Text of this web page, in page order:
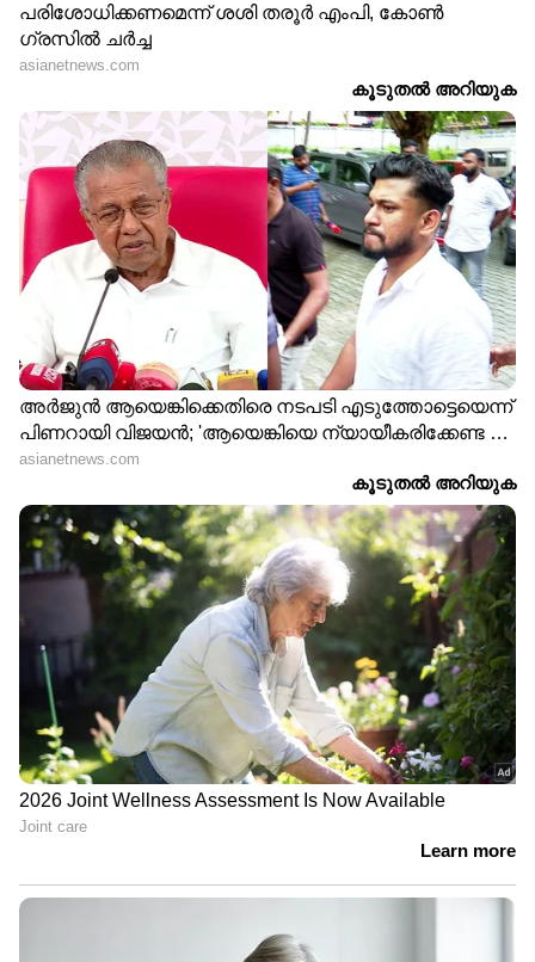
ആധാർ കാർഡിലെ
വിലാസം പരിശോധിച്ചു;
കുടുങ്ങിയത് തട്ടിപ്പ് സംഘം
മുഖ്യമന്ത്രിയുടെ ഒപ്പ്, ആശ
തലസ്ഥാനത്തെ ബീച്ചിൽ
കുടുംബമായെത്തിയ
വിനോദസഞ്ചാരികളെ
പ്ലാസ്റ്റിക് കസേര
ഉപയോഗിച്ച് ക്രൂരമായി
ആക്രമിച്ചു, കാസർഗോഡ്
സ്വദേശികൾക്ക് പരുക്ക്,
യുവാവ് പിടിയിൽ
'ക്രിക്കറ്റ് കളിയിൽ
തോറ്റാൽ ക്യാപ്റ്റന്
മാത്രമല്ല കുറ്റം';
വിമര്‍ശനങ്ങള്‍ക്കിടെ
പിണറായി വിജയനെ
പ്രതിരോധിച്ച് ഒരുവിഭാഗം
നേതാക്കൾ
LATEST VIDEOS
ഇന്ത്യൻ ബാങ്കിനെ തട്ടിച്ച് DSA;
കൊച്ചിയിൽ 29 കോടി തട്ടിച്ച്
മൈമോ ഫിനാൻഷ്യൽ സർവീസസ് |
കർണാടകത്തിൽ KSRTC ബസ്
അപകടത്തിൽപ്പെട്ട സംഭവം: